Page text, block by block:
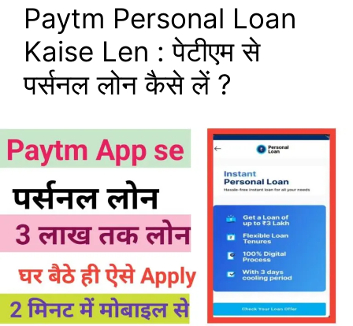
Paytm Personal Loan
Kaise Len : पेटीएम से
पर्सनल लोन कैसे लें ?